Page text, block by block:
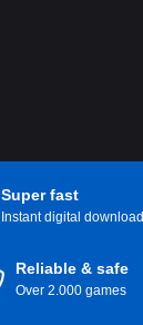
Super fast
Instant digital download
Reliable & safe
Over 2.000 games